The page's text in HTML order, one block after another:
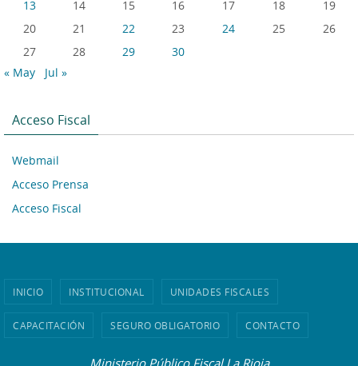
13
14 15 16 17 18
19
20
21 22 23 24 25
26
27
28 29
30
« May
Jul »
Acceso Fiscal
Webmail
Acceso Prensa
Acceso Fiscal
INICIO INSTITUCIONAL UNIDADES FISCALES
CAPACITACIÓN SEGURO OBLIGATORIO CONTACTO